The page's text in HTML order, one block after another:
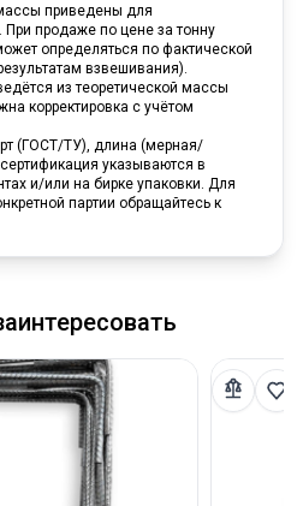
приведены для
При продаже по цене за тонну
определяться по фактической
взвешивания).
из теоретической массы
корректировка с учётом
(ГОСТ/ТУ), длина (мерная/
указываются в
и/или на бирке упаковки. Для
партии обращайтесь к